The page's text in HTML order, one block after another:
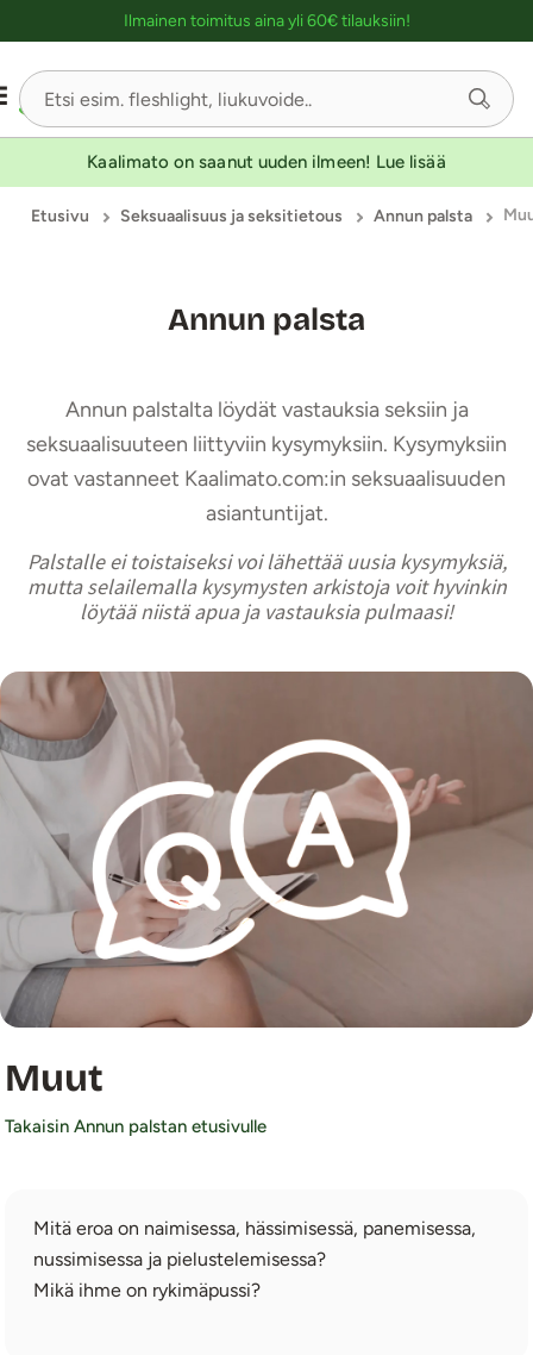
Ilmainen toimitus aina yli 60€ tilauksiin!
Kaalimato on saanut uuden ilmeen! Lue lisää
Etusivu Seksuaalisuus ja seksitietous Annun palsta
Annun palsta
Annun palstalta löydät vastauksia seksiin ja
seksuaalisuuteen liittyviin kysymyksiin. Kysymyksiin
ovat vastanneet Kaalimato.com:in seksuaalisuuden
asiantuntijat.
Palstalle ei toistaiseksi voi lähettää uusia kysymyksiä,
mutta selailemalla kysymysten arkistoja voit hyvinkin
löytää niistä apua ja vastauksia pulmaasi!
Muut
Takaisin Annun palstan etusivulle
Mitä eroa on naimisessa, hässimisessä, panemisessa,
nussimisessa ja pielustelemisessa?
Mikä ihme on rykimäpussi?